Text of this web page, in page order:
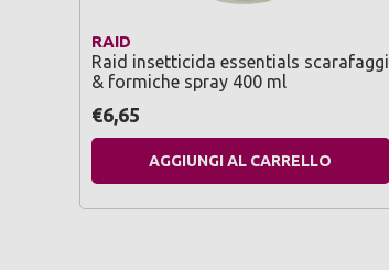
RAID
Raid insetticida essentials scarafaggi
& formiche spray 400 ml
€6,65
AGGIUNGI AL CARRELLO